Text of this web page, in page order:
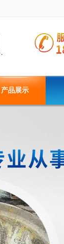
产品展示